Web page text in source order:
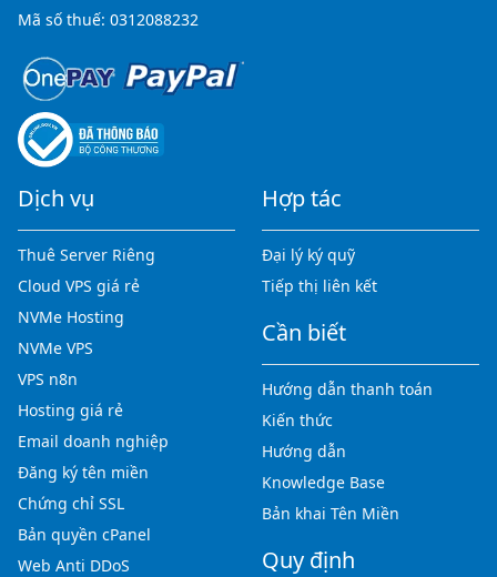
Mã số thuế: 0312088232
Dịch vụ
Thuê Server Riêng
Cloud VPS giá rẻ
NVMe Hosting
NVMe VPS
VPS n8n
Hosting giá rẻ
Email doanh nghiệp
Đăng ký tên miền
Chứng chỉ SSL
Bản quyền cPanel
Web Anti DDoS
Hợp tác
Đại lý ký quỹ
Tiếp thị liên kết
Cần biết
Hướng dẫn thanh toán
Kiến thức
Hướng dẫn
Knowledge Base
Bản khai Tên Miền
Quy định